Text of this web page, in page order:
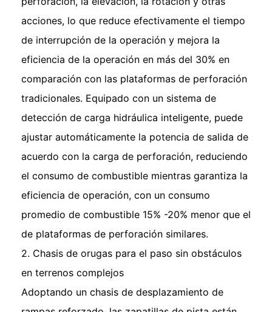
acciones, lo que reduce efectivamente el tiempo
de interrupción de la operación y mejora la
eficiencia de la operación en más del 30% en
comparación con las plataformas de perforación
tradicionales. Equipado con un sistema de
detección de carga hidráulica inteligente, puede
ajustar automáticamente la potencia de salida de
acuerdo con la carga de perforación, reduciendo
el consumo de combustible mientras garantiza la
eficiencia de operación, con un consumo
promedio de combustible 15% -20% menor que el
de plataformas de perforación similares.
2. Chasis de orugas para el paso sin obstáculos
en terrenos complejos
Adoptando un chasis de desplazamiento de